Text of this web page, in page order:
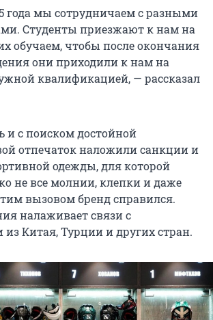
года мы сотрудничаем с разными
Студенты приезжают к нам на
обучаем, чтобы после окончания
они приходили к нам на
квалификацией, — рассказал
и с поиском достойной
отпечаток наложили санкции и
одежды, для которой
не все молнии, клепки и даже
вызовом бренд справился.
налаживает связи с
Китая, Турции и других стран.